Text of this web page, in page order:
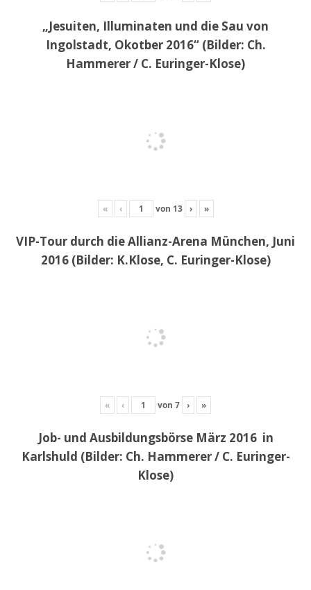
„Jesuiten, Illuminaten und die Sau von
Ingolstadt, Okotber 2016“ (Bilder: Ch.
Hammerer / C. Euringer-Klose)
« ‹ von 13 › »
VIP-Tour durch die Allianz-Arena München, Juni
2016 (Bilder: K.Klose, C. Euringer-Klose)
« ‹ von 7 › »
Job- und Ausbildungsbörse März 2016 in
Karlshuld (Bilder: Ch. Hammerer / C. Euringer-
Klose)